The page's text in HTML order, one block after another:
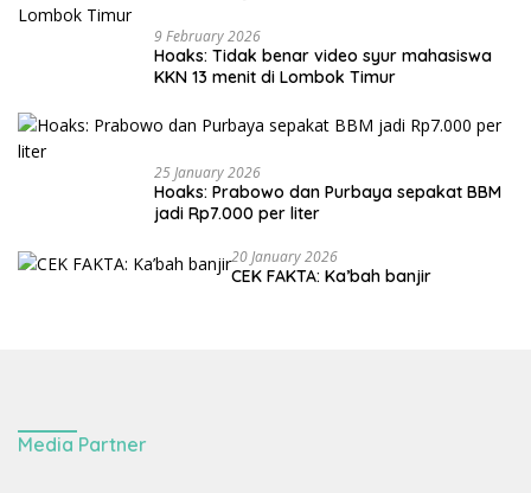
9 February 2026
Hoaks: Tidak benar video syur mahasiswa
KKN 13 menit di Lombok Timur
25 January 2026
Hoaks: Prabowo dan Purbaya sepakat BBM
jadi Rp7.000 per liter
20 January 2026
CEK FAKTA: Ka’bah banjir
Media Partner